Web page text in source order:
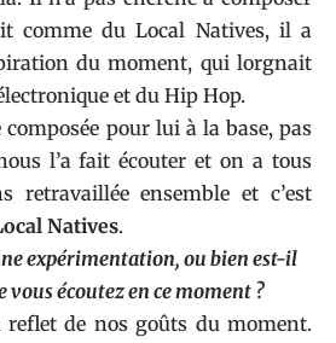
comme du Local Natives, il a
du moment, qui lorgnait
et du Hip Hop.
composée pour lui à la base, pas
l’a fait écouter et on a tous
retravaillée ensemble et c’est
Natives.
expérimentation, ou bien est-il
vous écoutez en ce moment ?
reflet de nos goûts du moment.